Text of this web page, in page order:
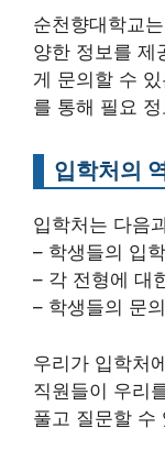
순천향대학교
양한 정보를 제
게 문의할 수
를 통해 필요
입학처의
입학처는 다음
– 학생들의 입
– 각 전형에 대
– 학생들의 문
우리가 입학처
직원들이 우리
풀고 질문할 수